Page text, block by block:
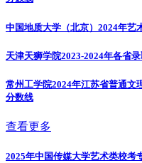
中国地质大学（北京）2024年艺
天津天狮学院2023-2024年各省录
常州工学院2024年江苏省普通文
分数线
查看更多
2025年中国传媒大学艺术类校考